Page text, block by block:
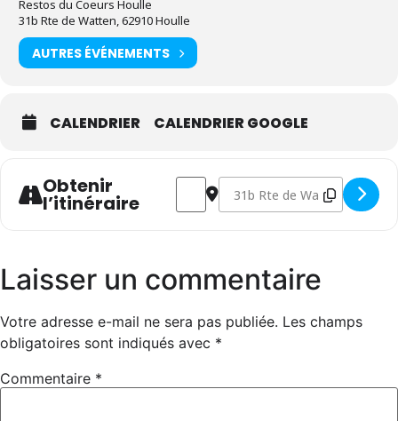
Restos du Coeurs Houlle
31b Rte de Watten, 62910 Houlle
AUTRES ÉVÉNEMENTS
CALENDRIER CALENDRIER GOOGLE
Obtenir
l’itinéraire
Address - Aide au rangement (suite
Destination Address - Aide
Laisser un commentaire
Votre adresse e-mail ne sera pas publiée. Les champs
obligatoires sont indiqués avec *
Commentaire *